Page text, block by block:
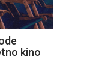
kino